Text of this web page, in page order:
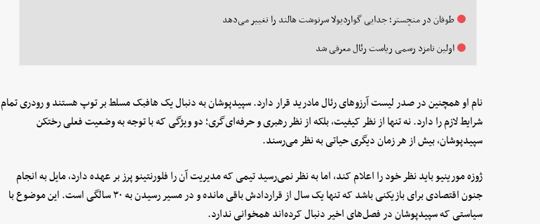
طوفان در منچستر؛ جدایی گواردیولا سرنوشت هالند را تغییر می‌دهد
اولین نامزد رسمی ریاست رئال معرفی شد
نام او همچنین در صدر لیست آرزوهای رئال مادرید قرار دارد. سپیدپوشان به دنبال یک هافبک مسلط بر توپ هستند و رودری تمام
شرایط لازم را دارد. نه تنها از نظر کیفیت، بلکه از نظر رهبری و حرفه‌ای‌گری؛ دو ویژگی که با توجه به وضعیت فعلی رختکن
سپیدپوشان، بیش از هر زمان دیگری حیاتی به نظر می‌رسند.
ژوزه مورینیو باید نظر خود را اعلام کند، اما به نظر نمی‌رسید تیمی که مدیریت آن را فلورنتینو پرز بر عهده دارد، مایل به انجام
جنون اقتصادی برای بازیکنی باشد که تنها یک سال از قراردادش باقی مانده و در مسیر رسیدن به ۳۰ سالگی است. این موضوع با
سیاستی که سپیدپوشان در فصل‌های اخیر دنبال کرده‌اند همخوانی ندارد.